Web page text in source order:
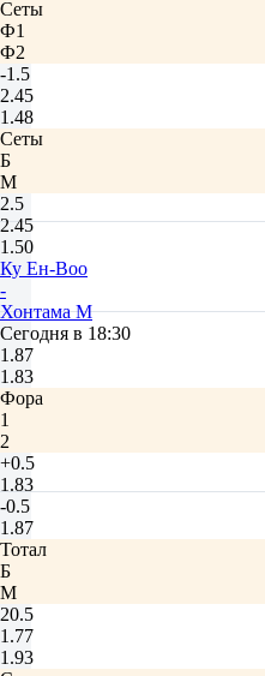
Сеты
Ф1
Ф2
-1.5
2.45
1.48
Сеты
Б
М
2.5
2.45
1.50
Ку Ен-Воо
-
Хонтама М
Сегодня в 18:30
1.87
1.83
Фора
1
2
+0.5
1.83
-0.5
1.87
Тотал
Б
М
20.5
1.77
1.93